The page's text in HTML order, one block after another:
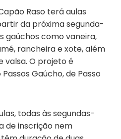
Raso terá aulas
da próxima segunda-
como vaneira,
rancheira e xote, além
valsa. O projeto é
Gaúcho, de Passo
todas às segundas-
de inscrição nem